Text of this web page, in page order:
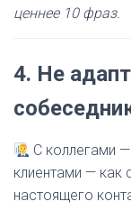
ценнее 10 фраз.
4. Не
С коллегами
клиентами — как
настоящего